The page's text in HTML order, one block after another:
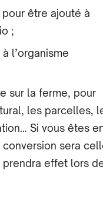
être ajouté à
;
l’organisme
sur la ferme, pour
les parcelles,
Si vous êtes
sera
prendra effet lors